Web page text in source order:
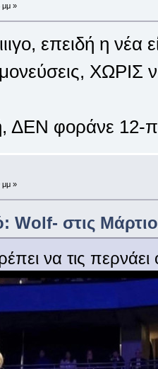
μμ »
επειδή η
ΧΩΡΙΣ
ΔΕΝ φοράνε 12-
μμ »
στις
να τις περνάει